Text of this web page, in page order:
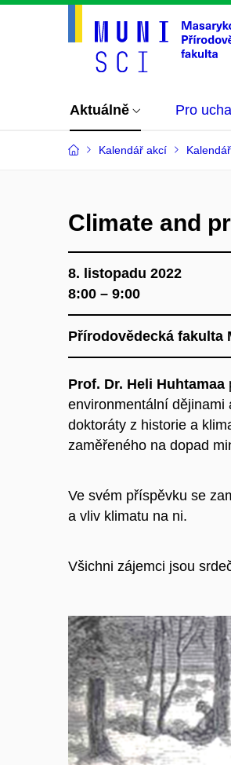
Aktuálně Pro
Kalendář akcí
Climate and
8. listopadu 2022
8:00 – 9:00
Přírodovědecká fakulta
Prof. Dr. Heli Huhtamaa
environmentální
doktoráty z historie a
zaměřeného na dopad
Ve svém příspěvku se
a vliv klimatu na ni.
Všichni zájemci jsou